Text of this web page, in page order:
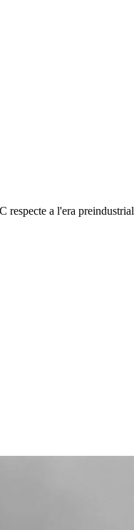
respecte a l'era preindustrial